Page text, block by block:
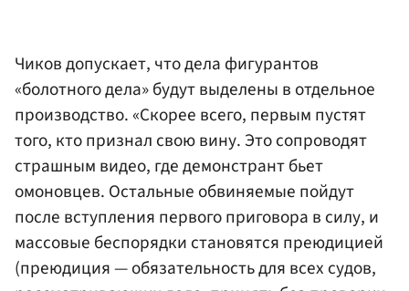
Чиков допускает, что дела фигурантов
«болотного дела» будут выделены в отдельное
производство. «Скорее всего, первым пустят
того, кто признал свою вину. Это сопроводят
страшным видео, где демонстрант бьет
омоновцев. Остальные обвиняемые пойдут
после вступления первого приговора в силу, и
массовые беспорядки становятся преюдицией
(преюдиция — обязательность для всех судов,